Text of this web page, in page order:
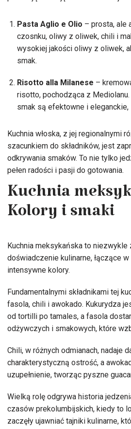
Pasta Aglio e Olio – prosta, ale
czosnku, oliwy z oliwek, chili i
wysokiej jakości oliwy z oliwek,
smak.
Risotto alla Milanese –
risotto, pochodząca z
smak są efektowne i eleganckie,
Kuchnia włoska, z jej regionalnymi
szacunkiem do składników, jest
odkrywania smaków. To nie tylko
pełen radości i pasji do gotowania.
Kuchnia
Kolory i smaki
Kuchnia meksykańska to niezwykle
doświadczenie kulinarne, łączące
intensywne kolory.
Fundamentalnymi składnikami tej
fasola, chili i awokado. Kukurydza
od tortilli po tamales, a fasola
odżywczych i smakowych, które
Chili, w różnych odmianach, nadaje
charakterystyczną ostrość, a
uzupełnienie, tworząc pyszne
Wielką rolę odgrywa historia
czasów prekolumbijskich, kiedy to
zaczęły ujawniać tajniki kulinarne,